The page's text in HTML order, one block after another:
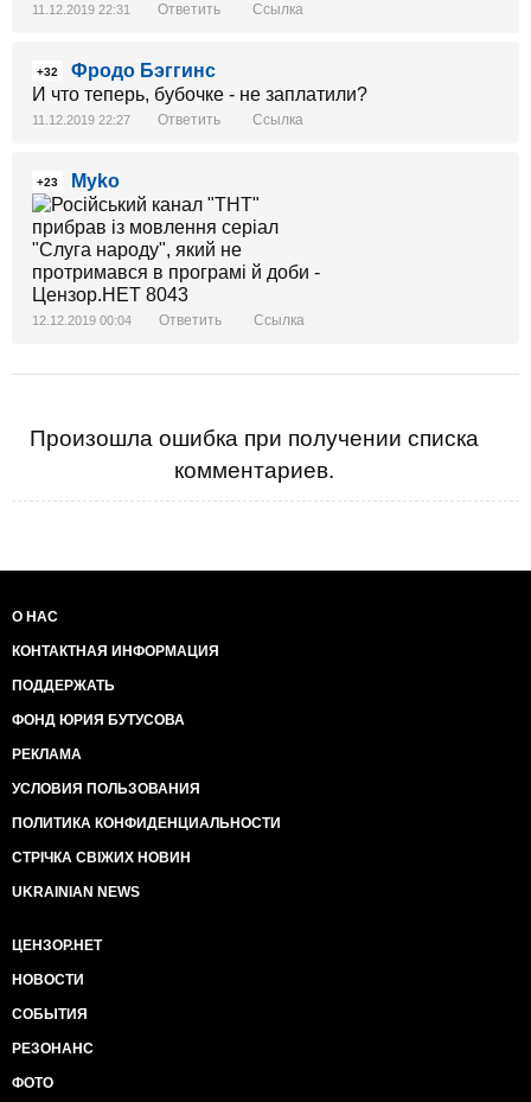
11.12.2019 22:31 Ответить Ссылка
+32
Фродо Бэггинс
И что теперь, бубочке - не заплатили?
11.12.2019 22:27 Ответить Ссылка
+23 Myko
12.12.2019 00:04 Ответить Ссылка
Произошла ошибка при получении списка
комментариев.
О НАС
КОНТАКТНАЯ ИНФОРМАЦИЯ
ПОДДЕРЖАТЬ
ФОНД ЮРИЯ БУТУСОВА
РЕКЛАМА
УСЛОВИЯ ПОЛЬЗОВАНИЯ
ПОЛИТИКА КОНФИДЕНЦИАЛЬНОСТИ
СТРІЧКА СВІЖИХ НОВИН
UKRAINIAN NEWS
ЦЕНЗОР.НЕТ
НОВОСТИ
СОБЫТИЯ
РЕЗОНАНС
ФОТО